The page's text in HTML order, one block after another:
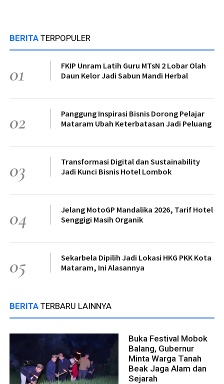
BERITA TERPOPULER
01
FKIP Unram Latih Guru MTsN 2 Lobar Olah
Daun Kelor Jadi Sabun Mandi Herbal
02
Panggung Inspirasi Bisnis Dorong Pelajar
Mataram Ubah Keterbatasan Jadi Peluang
03
Transformasi Digital dan Sustainability
Jadi Kunci Bisnis Hotel Lombok
04
Jelang MotoGP Mandalika 2026, Tarif Hotel
Senggigi Masih Organik
05
Sekarbela Dipilih Jadi Lokasi HKG PKK Kota
Mataram, Ini Alasannya
BERITA TERBARU LAINNYA
Buka Festival Mobok
Balang, Gubernur
Minta Warga Tanah
Beak Jaga Alam dan
Sejarah